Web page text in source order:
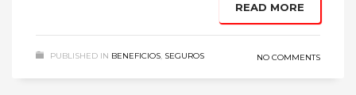
READ MORE
PUBLISHED IN BENEFICIOS, SEGUROS NO COMMENTS